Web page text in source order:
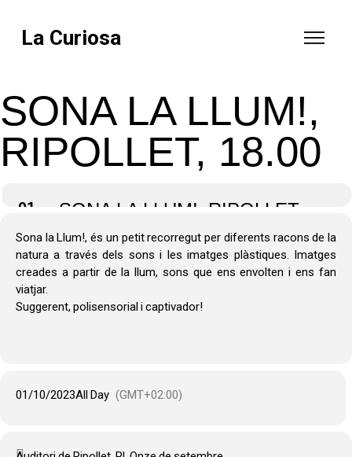
La Curiosa
SONA LA LLUM!,
RIPOLLET, 18.00
01
SONA LA LLUM!, RIPOLLET,
18.00
Sona la Llum!, és un petit recorregut per diferents racons de la
natura a través dels sons i les imatges plàstiques. Imatges
creades a partir de la llum, sons que ens envolten i ens fan
viatjar.
Suggerent, polisensorial i captivador!
01/10/2023All Day (GMT+02:00)